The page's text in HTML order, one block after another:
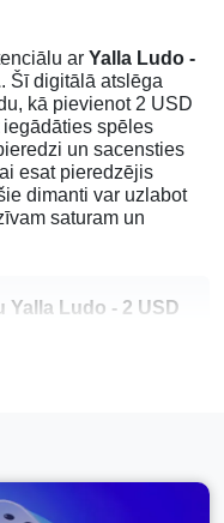
ar Yalla Ludo -
. Šī digitālā atslēga
kā pievienot 2 USD
spēles
un sacensties
esat pieredzējis
dimanti var uzlabot
saturam un
Yalla Ludo - 2 USD
ka jūsu e-pasta adrese